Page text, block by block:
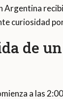
curiosidad
de
a las